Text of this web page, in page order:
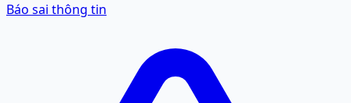
Báo sai thông tin